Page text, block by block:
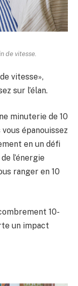
de vitesse.
vitesse»,
sur l’élan.
minuterie de 10
épanouissez
en un défi
l’énergie
ranger en 10
10-
un impact